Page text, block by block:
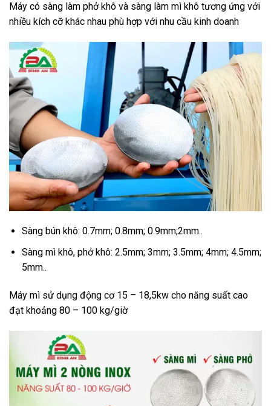
Máy có sàng làm phở khô và sàng làm mì khô tương ứng với
nhiều kích cỡ khác nhau phù hợp với nhu cầu kinh doanh
Sàng bún khô: 0.7mm; 0.8mm; 0.9mm;2mm..
Sàng mì khô, phở khô: 2.5mm; 3mm; 3.5mm; 4mm; 4.5mm;
5mm..
Máy mì sử dụng động cơ 15 – 18,5kw cho năng suất cao
đạt khoảng 80 – 100 kg/giờ